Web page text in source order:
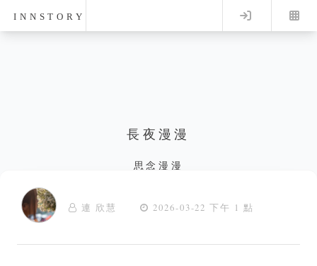
INNSTORY Log in
長夜漫漫
思念漫漫
連 欣慧 2026-03-22 下午 1 點